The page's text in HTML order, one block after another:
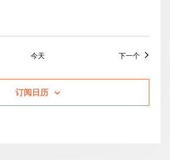
今天 下一个活动
订阅日历